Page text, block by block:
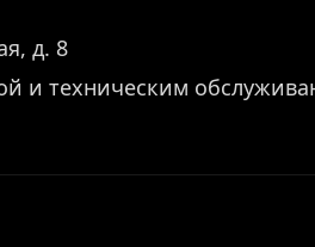
д. 8
и техническим